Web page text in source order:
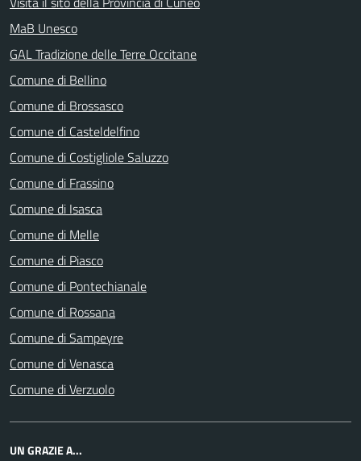
MaB Unesco
GAL Tradizione delle Terre Occitane
Comune di Bellino
Comune di Brossasco
Comune di Casteldelfino
Comune di Costigliole Saluzzo
Comune di Frassino
Comune di Isasca
Comune di Melle
Comune di Piasco
Comune di Pontechianale
Comune di Rossana
Comune di Sampeyre
Comune di Venasca
Comune di Verzuolo
UN GRAZIE A...